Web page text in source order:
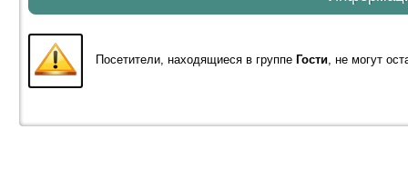
Посетители, находящиеся в группе Гости, не могут